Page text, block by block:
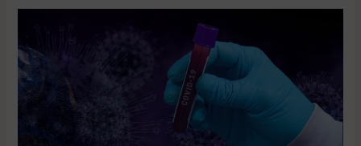
przypadki
zakażenia
koronawirusem.